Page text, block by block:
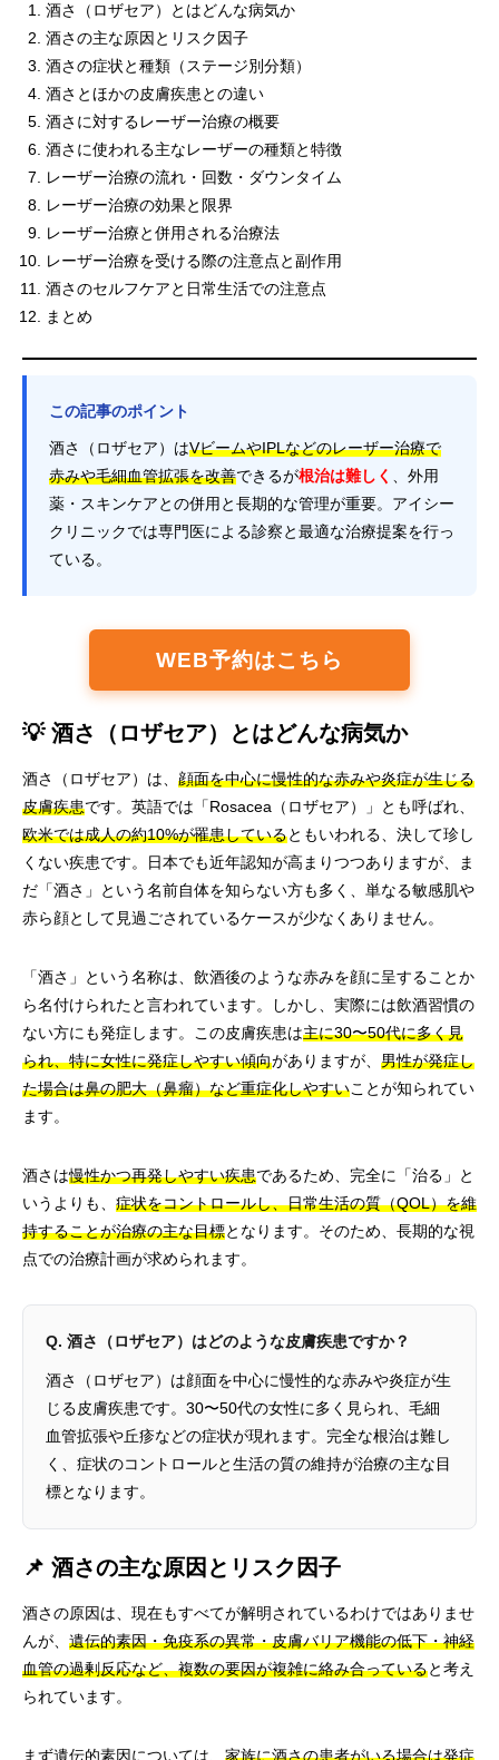
酒さ（ロザセア）とはどんな病気か
酒さの主な原因とリスク因子
酒さの症状と種類（ステージ別分類）
酒さとほかの皮膚疾患との違い
酒さに対するレーザー治療の概要
酒さに使われる主なレーザーの種類と特徴
レーザー治療の流れ・回数・ダウンタイム
レーザー治療の効果と限界
レーザー治療と併用される治療法
レーザー治療を受ける際の注意点と副作用
酒さのセルフケアと日常生活での注意点
まとめ
この記事のポイント
酒さ（ロザセア）はVビームやIPLなどのレーザー治療で
赤みや毛細血管拡張を改善できるが根治は難しく
、外用
薬・スキンケアとの併用と長期的な管理が重要。アイシー
クリニックでは専門医による診察と最適な治療提案を行っ
ている。
WEB予約はこちら
💡 酒さ（ロザセア）とはどんな病気か
酒さ（ロザセア）は、 顔面を中心に慢性的な赤みや炎症が生じる
皮膚疾患です。英語では「Rosacea（ロザセア）」とも呼ばれ、
欧米では成人の約10%が罹患しているともいわれる、決して珍し
くない疾患です。日本でも近年認知が高まりつつありますが、ま
だ「酒さ」という名前自体を知らない方も多く、単なる敏感肌や
赤ら顔として見過ごされているケースが少なくありません。
「酒さ」という名称は、飲酒後のような赤みを顔に呈することか
ら名付けられたと言われています。しかし、実際には飲酒習慣の
ない方にも発症します。この皮膚疾患は主に30〜50代に多く見
られ、特に女性に発症しやすい傾向がありますが、 男性が発症し
た場合は鼻の肥大（鼻瘤）など重症化しやすいことが知られてい
ます。
酒さは慢性かつ再発しやすい疾患であるため、完全に「治る」と
いうよりも、 症状をコントロールし、日常生活の質（QOL）を維
持することが治療の主な目標となります。そのため、長期的な視
点での治療計画が求められます。
Q. 酒さ（ロザセア）はどのような皮膚疾患ですか？
酒さ（ロザセア）は顔面を中心に慢性的な赤みや炎症が生
じる皮膚疾患です。30〜50代の女性に多く見られ、毛細
血管拡張や丘疹などの症状が現れます。完全な根治は難し
く、症状のコントロールと生活の質の維持が治療の主な目
標となります。
📌 酒さの主な原因とリスク因子
酒さの原因は、現在もすべてが解明されているわけではありませ
んが、 遺伝的素因・免疫系の異常・皮膚バリア機能の低下・神経
血管の過剰反応など、複数の要因が複雑に絡み合っていると考え
られています。
まず遺伝的素因については、 家族に酒さの患者がいる場合は発症